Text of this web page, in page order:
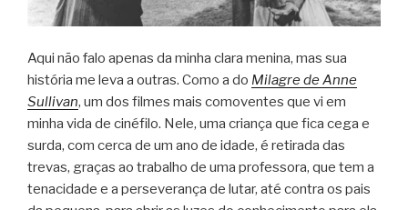
Aqui não falo apenas da minha clara menina, mas sua
história me leva a outras. Como a do Milagre de Anne
Sullivan, um dos filmes mais comoventes que vi em
minha vida de cinéfilo. Nele, uma criança que fica cega e
surda, com cerca de um ano de idade, é retirada das
trevas, graças ao trabalho de uma professora, que tem a
tenacidade e a perseverança de lutar, até contra os pais